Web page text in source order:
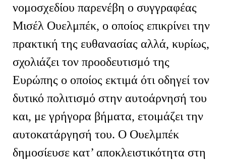
νομοσχεδίου παρενέβη ο συγγραφέας
Μισέλ Ουελμπέκ, ο οποίος επικρίνει την
πρακτική της ευθανασίας αλλά, κυρίως,
σχολιάζει τον προοδευτισμό της
Ευρώπης ο οποίος εκτιμά ότι οδηγεί τον
δυτικό πολιτισμό στην αυτοάρνησή του
και, με γρήγορα βήματα, ετοιμάζει την
αυτοκατάργησή του. Ο Ουελμπέκ
δημοσίευσε κατ’ αποκλειστικότητα στη